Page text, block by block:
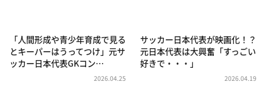
「人間形成や青少年育成で見る
とキーパーはうってつけ」元サ
ッカー日本代表GKコン…
2026.04.25
サッカー日本代表が映画化！？
元日本代表は大興奮「すっごい
好きで・・・」
2026.04.19